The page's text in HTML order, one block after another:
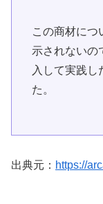
この商材につ
示されないの
入して実践し
た。
出典元： https://